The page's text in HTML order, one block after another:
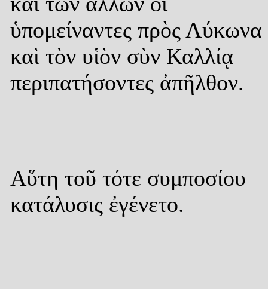
ὑπομείναντες πρὸς Λύκωνα
καὶ τὸν υἱὸν σὺν Καλλίᾳ
περιπατήσοντες ἀπῆλθον.
Αὕτη τοῦ τότε συμποσίου
κατάλυσις ἐγένετο.